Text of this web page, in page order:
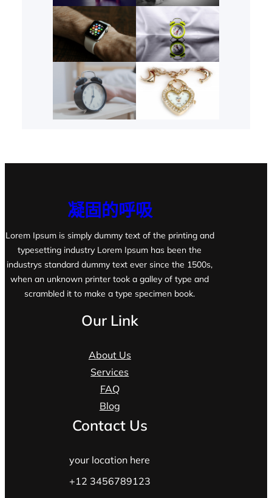
凝固的呼吸
Lorem Ipsum is simply dummy text of the printing and
typesetting industry Lorem Ipsum has been the
industrys standard dummy text ever since the 1500s,
when an unknown printer took a galley of type and
scrambled it to make a type specimen book.
Our Link
About Us
Services
FAQ
Blog
Contact Us
your location here
+12 3456789123